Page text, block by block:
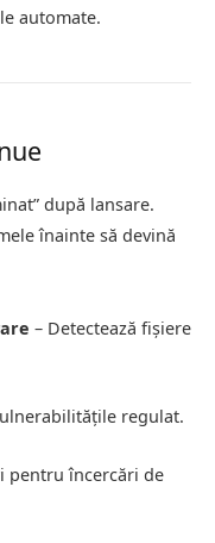
automate.
după lansare.
înainte să devină
– Detectează fișiere
regulat.
pentru încercări de